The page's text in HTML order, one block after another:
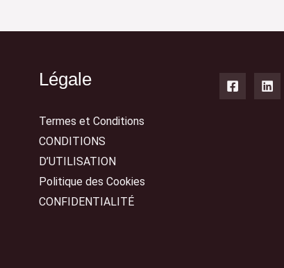
Légale
Termes et Conditions
CONDITIONS
D’UTILISATION
Politique des Cookies
CONFIDENTIALITÉ